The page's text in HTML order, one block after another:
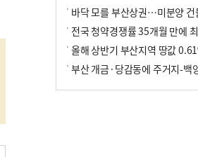
바닥 모를 부산상권…미분양 건
올해 상반기 부산지역 땅값